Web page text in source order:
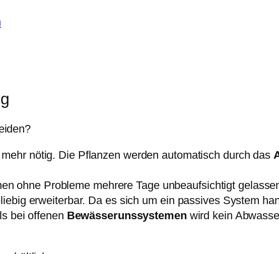
r
1
1
0
9
€
.
w
P
O
T
mehr nötig. Die Pflanzen werden automatisch durch das
ohne Probleme mehrere Tage unbeaufsichtigt
erweiterbar. Da es sich um ein passives System
bei offenen Bewässerunssystemen wird kein